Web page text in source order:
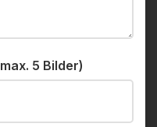
5 Bilder)